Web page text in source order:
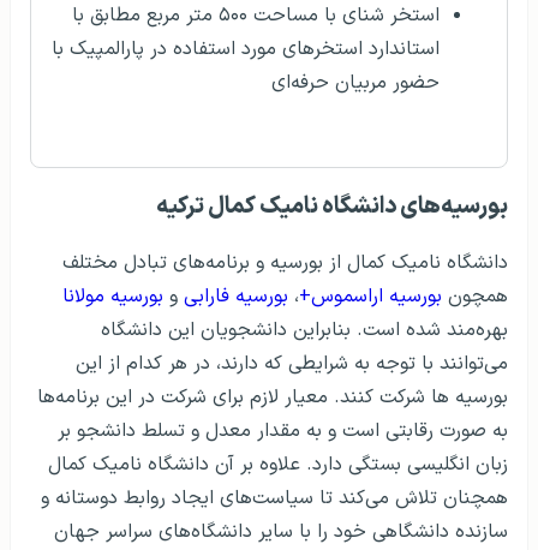
استخر شنای با مساحت ۵۰۰ متر مربع مطابق با
استاندارد استخرهای مورد استفاده در پارالمپیک با
حضور مربیان حرفه‌ای
بورسیه‌های دانشگاه نامیک کمال ترکیه
دانشگاه نامیک کمال از بورسیه و برنامه‌های تبادل مختلف
همچون بورسیه اراسموس+، بورسیه فارابی و بورسیه مولانا
بهره‌مند شده است. بنابراین دانشجویان این دانشگاه
می‌توانند با توجه به شرایطی که دارند، در هر کدام از این
بورسیه ها شرکت کنند. معیار لازم برای شرکت در این برنامه‌ها
به صورت رقابتی است و به مقدار معدل و تسلط دانشجو بر
زبان انگلیسی بستگی دارد. علاوه بر آن دانشگاه نامیک کمال
همچنان تلاش می‌کند تا سیاست‌های ایجاد روابط دوستانه و
سازنده دانشگاهی خود را با سایر دانشگاه‌های سراسر جهان